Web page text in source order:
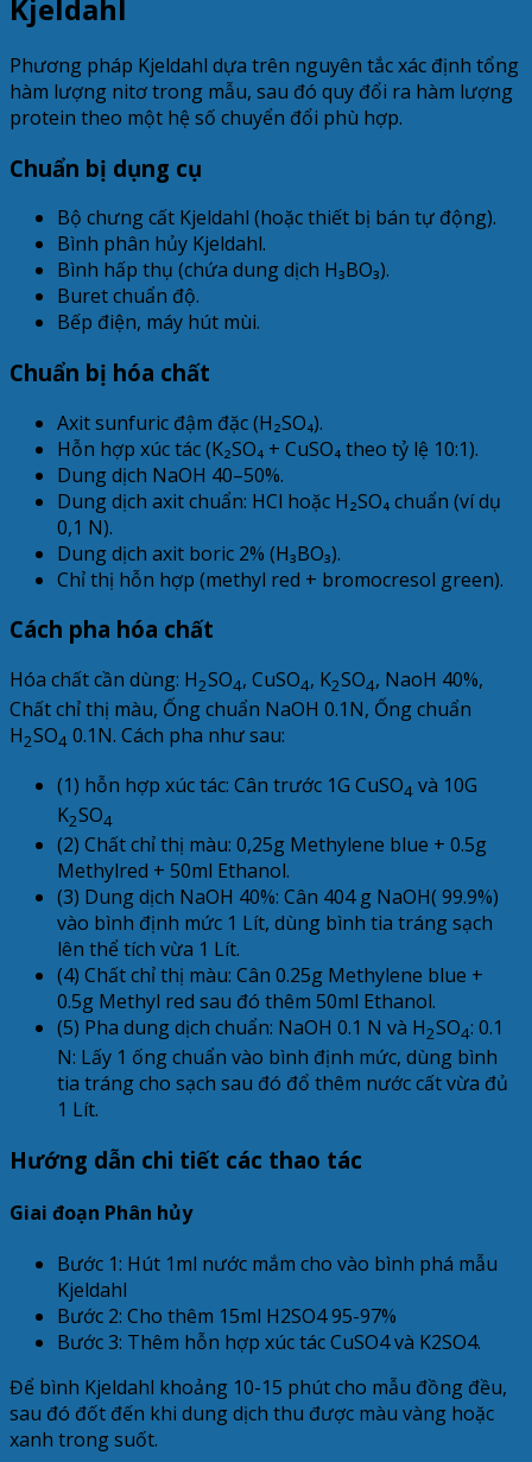
Kjeldahl
Phương pháp Kjeldahl dựa trên nguyên tắc xác định tổng
hàm lượng nitơ trong mẫu, sau đó quy đổi ra hàm lượng
protein theo một hệ số chuyển đổi phù hợp.
Chuẩn bị dụng cụ
Bộ chưng cất Kjeldahl (hoặc thiết bị bán tự động).
Bình phân hủy Kjeldahl.
Bình hấp thụ (chứa dung dịch H₃BO₃).
Buret chuẩn độ.
Bếp điện, máy hút mùi.
Chuẩn bị hóa chất
Axit sunfuric đậm đặc (H₂SO₄).
Hỗn hợp xúc tác (K₂SO₄ + CuSO₄ theo tỷ lệ 10:1).
Dung dịch NaOH 40–50%.
Dung dịch axit chuẩn: HCl hoặc H₂SO₄ chuẩn (ví dụ
0,1 N).
Dung dịch axit boric 2% (H₃BO₃).
Chỉ thị hỗn hợp (methyl red + bromocresol green).
Cách pha hóa chất
Hóa chất cần dùng: H2SO4, CuSO4, K2SO4, NaoH 40%,
Chất chỉ thị màu, Ống chuẩn NaOH 0.1N, Ống chuẩn
H2SO4 0.1N. Cách pha như sau:
(1) hỗn hợp xúc tác: Cân trước 1G CuSO4 và 10G
K2SO4
(2) Chất chỉ thị màu: 0,25g Methylene blue + 0.5g
Methylred + 50ml Ethanol.
(3) Dung dịch NaOH 40%: Cân 404 g NaOH( 99.9%)
vào bình định mức 1 Lít, dùng bình tia tráng sạch
lên thể tích vừa 1 Lít.
(4) Chất chỉ thị màu: Cân 0.25g Methylene blue +
0.5g Methyl red sau đó thêm 50ml Ethanol.
(5) Pha dung dịch chuẩn: NaOH 0.1 N và H2SO4: 0.1
N: Lấy 1 ống chuẩn vào bình định mức, dùng bình
tia tráng cho sạch sau đó đổ thêm nước cất vừa đủ
1 Lít.
Hướng dẫn chi tiết các thao tác
Giai đoạn Phân hủy
Bước 1: Hút 1ml nước mắm cho vào bình phá mẫu
Kjeldahl
Bước 2: Cho thêm 15ml H2SO4 95-97%
Bước 3: Thêm hỗn hợp xúc tác CuSO4 và K2SO4.
Để bình Kjeldahl khoảng 10-15 phút cho mẫu đồng đều,
sau đó đốt đến khi dung dịch thu được màu vàng hoặc
xanh trong suốt.